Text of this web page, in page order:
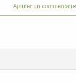
Ajouter un commentaire